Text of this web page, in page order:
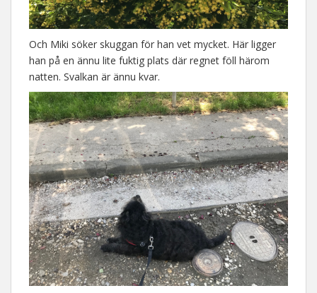
Och Miki söker skuggan för han vet mycket. Här ligger
han på en ännu lite fuktig plats där regnet föll härom
natten. Svalkan är ännu kvar.